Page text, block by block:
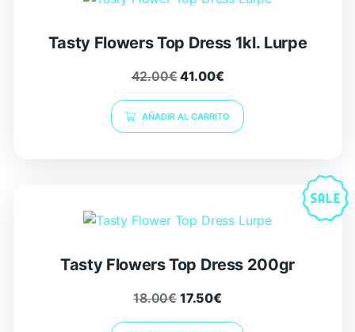
Tasty Flowers Top Dress 1kl. Lurpe
42.00€41.00€
AÑADIR AL CARRITO
Tasty Flowers Top Dress 200gr
18.00€ 17.50€